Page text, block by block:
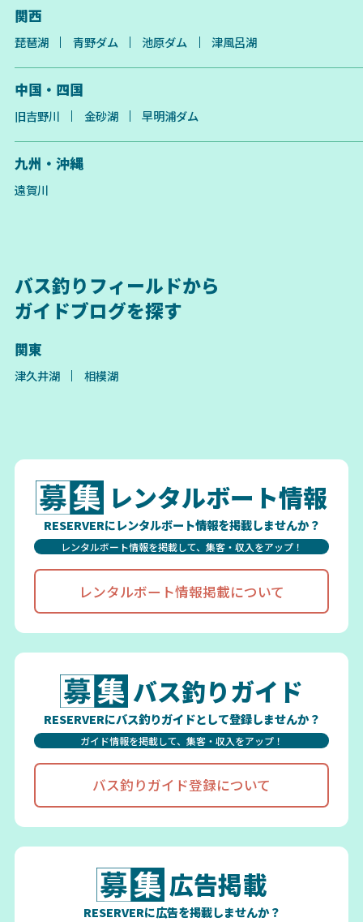
関西
琵琶湖 青野ダム 池原ダム 津風呂湖
中国・四国
旧吉野川 金砂湖 早明浦ダム
九州・沖縄
遠賀川
バス釣りフィールドから
ガイドブログを探す
関東
津久井湖 相模湖
レンタルボート情報
RESERVERにレンタルボート情報を掲載しませんか？
レンタルボート情報を掲載して、集客・収入をアップ！
レンタルボート情報掲載について
バス釣りガイド
RESERVERにバス釣りガイドとして登録しませんか？
ガイド情報を掲載して、集客・収入をアップ！
バス釣りガイド登録について
広告掲載
RESERVERに広告を掲載しませんか？